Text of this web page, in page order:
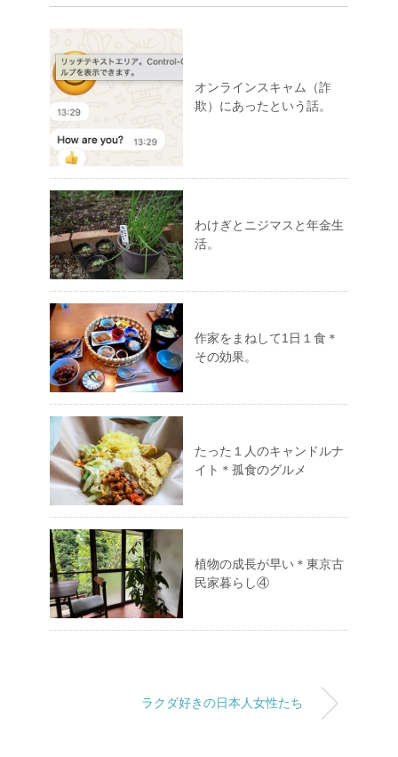
オンラインスキャム（詐
欺）にあったという話。
わけぎとニジマスと年金生
活。
作家をまねして1日１食＊
その効果。
たった１人のキャンドルナ
イト＊孤食のグルメ
植物の成長が早い＊東京古
民家暮らし④
ラクダ好きの日本人女性たち